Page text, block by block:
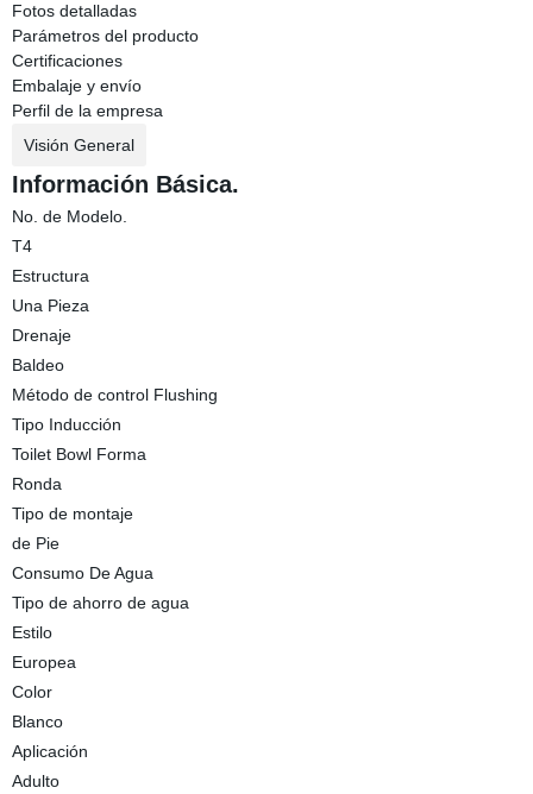
Fotos detalladas
Parámetros del producto
Certificaciones
Embalaje y envío
Perfil de la empresa
Visión General
Información Básica.
No. de Modelo.
T4
Estructura
Una Pieza
Drenaje
Baldeo
Método de control Flushing
Tipo Inducción
Toilet Bowl Forma
Ronda
Tipo de montaje
de Pie
Consumo De Agua
Tipo de ahorro de agua
Estilo
Europea
Color
Blanco
Aplicación
Adulto